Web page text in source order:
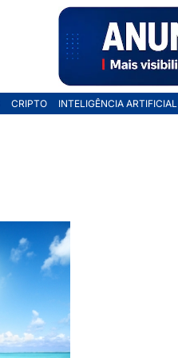
CRIPTO INTELIGÊNCIA ARTIFICIAL